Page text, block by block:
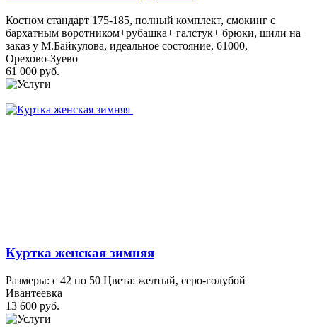
Костюм стандарт 175-185, полный комплект, смокинг с
бархатным воротником+рубашка+ галстук+ брюки, шили на
заказ у М.Байкулова, идеальное состояние, 61000,
Орехово-Зуево
61 000 руб.
Куртка женская зимняя
Размеры: с 42 по 50 Цвета: желтый, серо-голубой
Ивантеевка
13 600 руб.